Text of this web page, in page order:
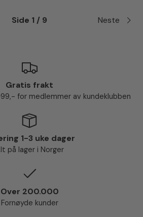
Side 1 / 9 Neste
Gratis frakt
for medlemmer av kundeklubben
1-3 uke dager
på lager i Norger
Over 200.000
Fornøyde kunder